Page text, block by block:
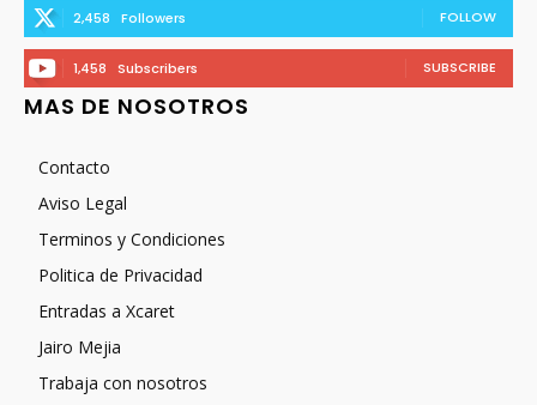
2,458 Followers FOLLOW
1,458 Subscribers SUBSCRIBE
MAS DE NOSOTROS
Contacto
Aviso Legal
Terminos y Condiciones
Politica de Privacidad
Entradas a Xcaret
Jairo Mejia
Trabaja con nosotros